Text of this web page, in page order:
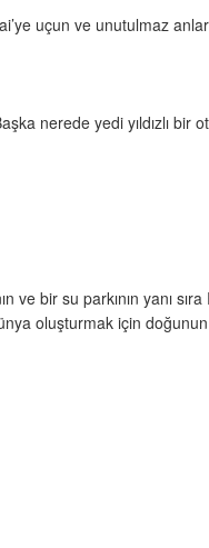
uçun ve unutulmaz
nerede yedi yıldızlı
bir su parkının yanı
oluşturmak için